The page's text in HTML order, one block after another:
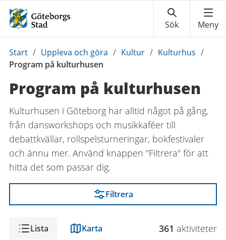
Du
är
Start / Uppleva och göra / Kultur / Kulturhus /
Program på kulturhusen
Program på kulturhusen
Kulturhusen i Göteborg har alltid något på gång,
från dansworkshops och musikkaféer till
debattkvällar, rollspelsturneringar, bokfestivaler
och ännu mer. Använd knappen "Filtrera" för att
hitta det som passar dig.
Filtrera
VisningLista Karta 361 aktiviteter